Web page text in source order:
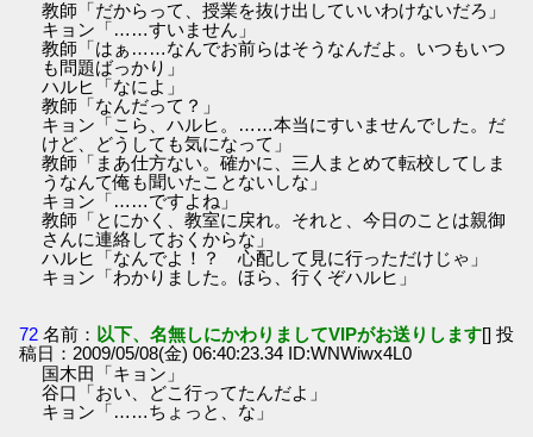
教師「だからって、授業を抜け出していいわけないだろ」
キョン「……すいません」
教師「はぁ……なんでお前らはそうなんだよ。いつもいつ
も問題ばっかり」
ハルヒ「なによ」
教師「なんだって？」
キョン「こら、ハルヒ。……本当にすいませんでした。だ
けど、どうしても気になって」
教師「まあ仕方ない。確かに、三人まとめて転校してしま
うなんて俺も聞いたことないしな」
キョン「……ですよね」
教師「とにかく、教室に戻れ。それと、今日のことは親御
さんに連絡しておくからな」
ハルヒ「なんでよ！？ 心配して見に行っただけじゃ」
キョン「わかりました。ほら、行くぞハルヒ」
72 名前： 以下、名無しにかわりましてVIPがお送りします[] 投
稿日：2009/05/08(金) 06:40:23.34 ID:WNWiwx4L0
国木田「キョン」
谷口「おい、どこ行ってたんだよ」
キョン「……ちょっと、な」